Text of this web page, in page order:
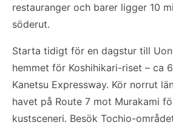
restauranger och barer ligger 10
söderut.
Starta tidigt för en dagstur till
hemmet för Koshihikari-riset – ca
Kanetsu Expressway. Kör norrut
havet på Route 7 mot Murakami
kustsceneri. Besök Tochio-